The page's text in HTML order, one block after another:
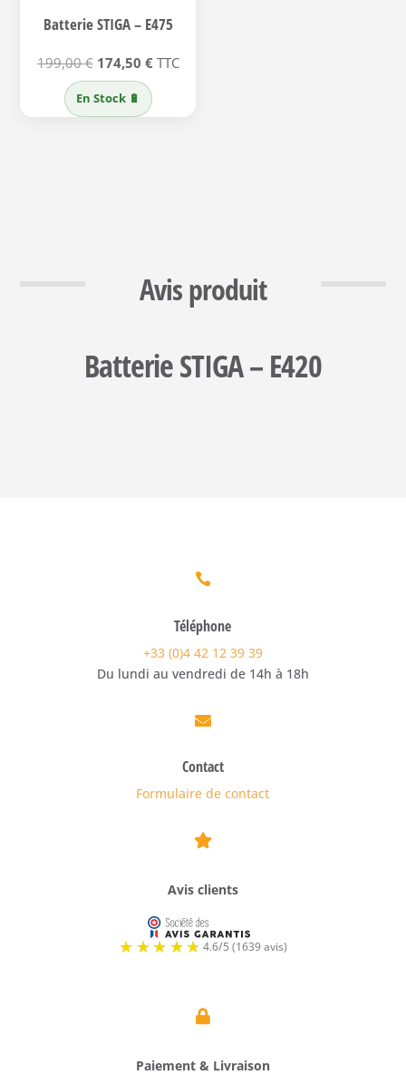
Batterie STIGA – E475
199,00€ Le
prix
174,50 €Le
actuel
TTC
En Stock 🔋
Avis produit
Batterie STIGA – E420

Téléphone
+33 (0)4 42 12 39 39
Du lundi au vendredi de 14h à 18h

Contact
Formulaire de contact

Avis clients

Paiement & Livraison